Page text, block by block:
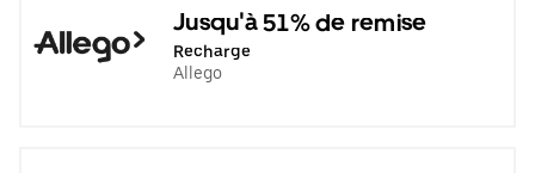
Jusqu'à 51% de remise
Recharge
Allego